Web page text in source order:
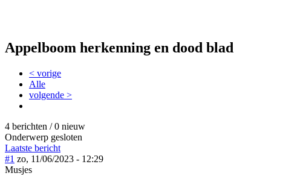
Appelboom herkenning en dood blad
< vorige
Alle
volgende >
4 berichten / 0 nieuw
Onderwerp gesloten
Laatste bericht
#1 zo, 11/06/2023 - 12:29
Musjes